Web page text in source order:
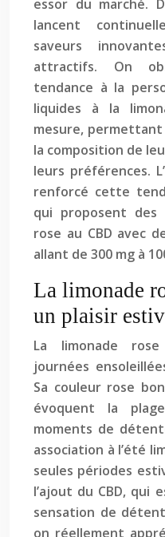
essor du marché.
lancent
saveurs
attractifs. On
tendance à la
liquides à la
mesure,
la composition de
leurs préférences.
renforcé cette
qui proposent des
rose au CBD avec
allant de 300 mg à
La limonade
un plaisir
La limonade
journées
Sa couleur rose
évoquent la
moments de
association à l’été
seules périodes
l’ajout du CBD, qui
sensation de
on réellement